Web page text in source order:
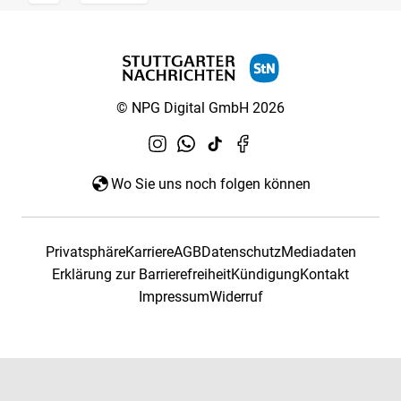
© NPG Digital GmbH 2026
Wo Sie uns noch folgen können
PrivatsphäreKarriereAGBDatenschutzMediadaten
Erklärung zur BarrierefreiheitKündigungKontakt
ImpressumWiderruf